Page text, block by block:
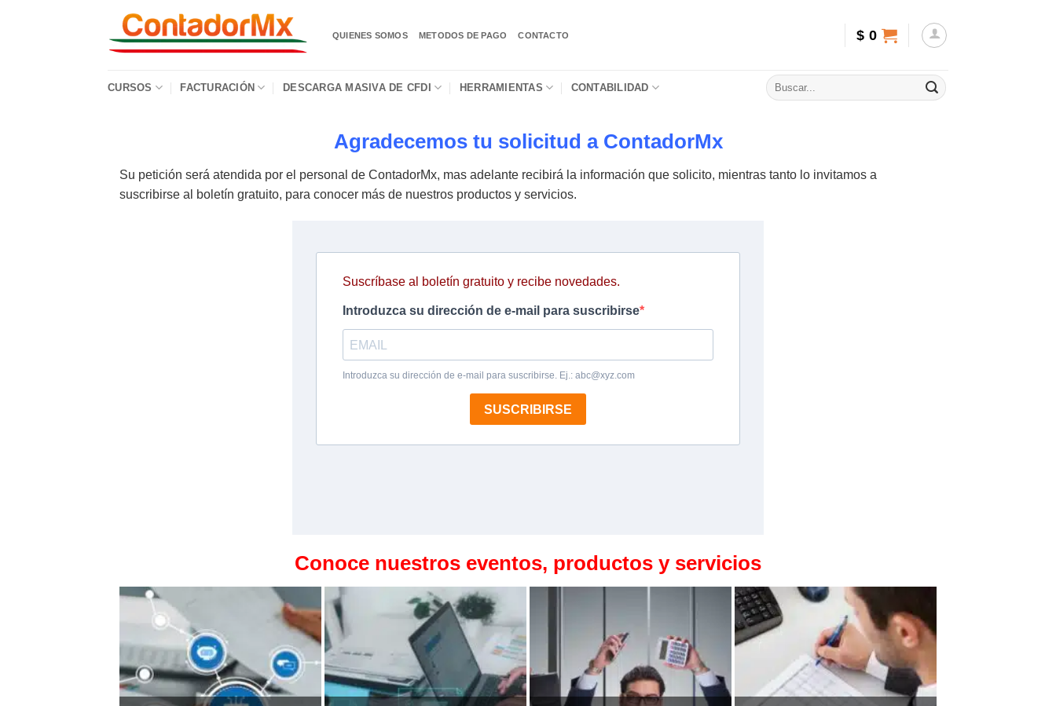
QUIENES SOMOS METODOS DE PAGO CONTACTO $ 0
CURSOS FACTURACIÓN DESCARGA MASIVA DE CFDI HERRAMIENTAS CONTABILIDAD
Agradecemos tu solicitud a ContadorMx
Su petición será atendida por el personal de ContadorMx, mas adelante recibirá la información que solicito, mientras tanto lo invitamos a
suscribirse al boletín gratuito, para conocer más de nuestros productos y servicios.
Conoce nuestros eventos, productos y servicios